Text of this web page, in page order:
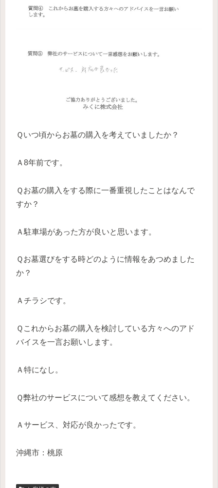
Ｑいつ頃からお墓の購入を考えていましたか？
Ａ8年前です。
Ｑお墓の購入をする際に一番重視したことはなんで
すか？
Ａ駐車場があった方が良いと思います。
Ｑお墓選びをする時どのように情報をあつめました
か？
Ａチラシです。
Ｑこれからお墓の購入を検討している方々へのアド
バイスを一言お願いします。
Ａ特になし。
Ｑ弊社のサービスについて感想を教えてください。
Ａサービス、対応が良かったです。
沖縄市：桃原